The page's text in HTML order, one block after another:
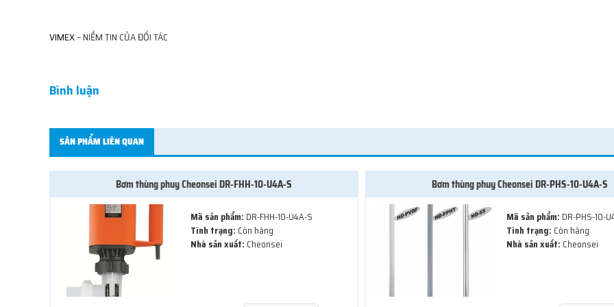
VIMEX– NIỀM TIN CỦA ĐỐI TÁC
Bình luận
SẢN PHẨM LIÊN QUAN
Bơm thùng phuy Cheonsei DR-FHH-10-U4A-S
Mã sản phẩm: DR-FHH-10-U4A-S
Tình trạng: Còn hàng
Nhà sản xuất: Cheonsei
Bơm thùng phuy Cheonsei DR-PHS-10-U4A-S
Mã sản phẩm: DR-PHS-10-
Tình trạng: Còn hàng
Nhà sản xuất: Cheonsei